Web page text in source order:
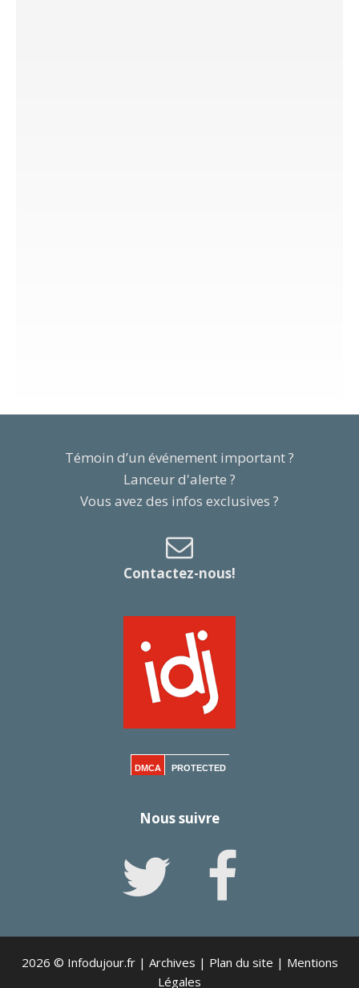
Témoin d’un événement important ?
Lanceur d'alerte ?
Vous avez des infos exclusives ?
Contactez-nous!
DMCA PROTECTED
Nous suivre
2026 © Infodujour.fr | Archives | Plan du site | Mentions
Légales